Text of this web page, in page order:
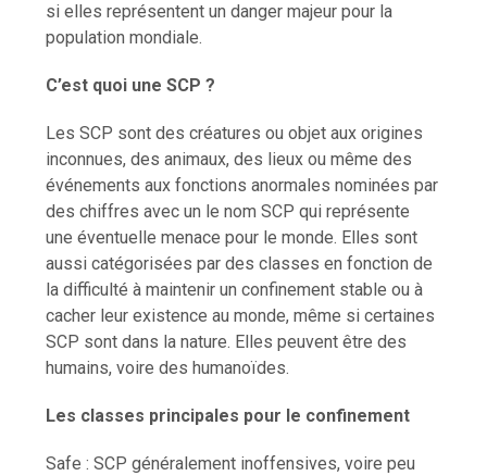
si elles représentent un danger majeur pour la
population mondiale.
C’est quoi une SCP ?
Les SCP sont des créatures ou objet aux origines
inconnues, des animaux, des lieux ou même des
événements aux fonctions anormales nominées par
des chiffres avec un le nom SCP qui représente
une éventuelle menace pour le monde. Elles sont
aussi catégorisées par des classes en fonction de
la difficulté à maintenir un confinement stable ou à
cacher leur existence au monde, même si certaines
SCP sont dans la nature. Elles peuvent être des
humains, voire des humanoïdes.
Les classes principales pour le confinement
Safe : SCP généralement inoffensives, voire peu